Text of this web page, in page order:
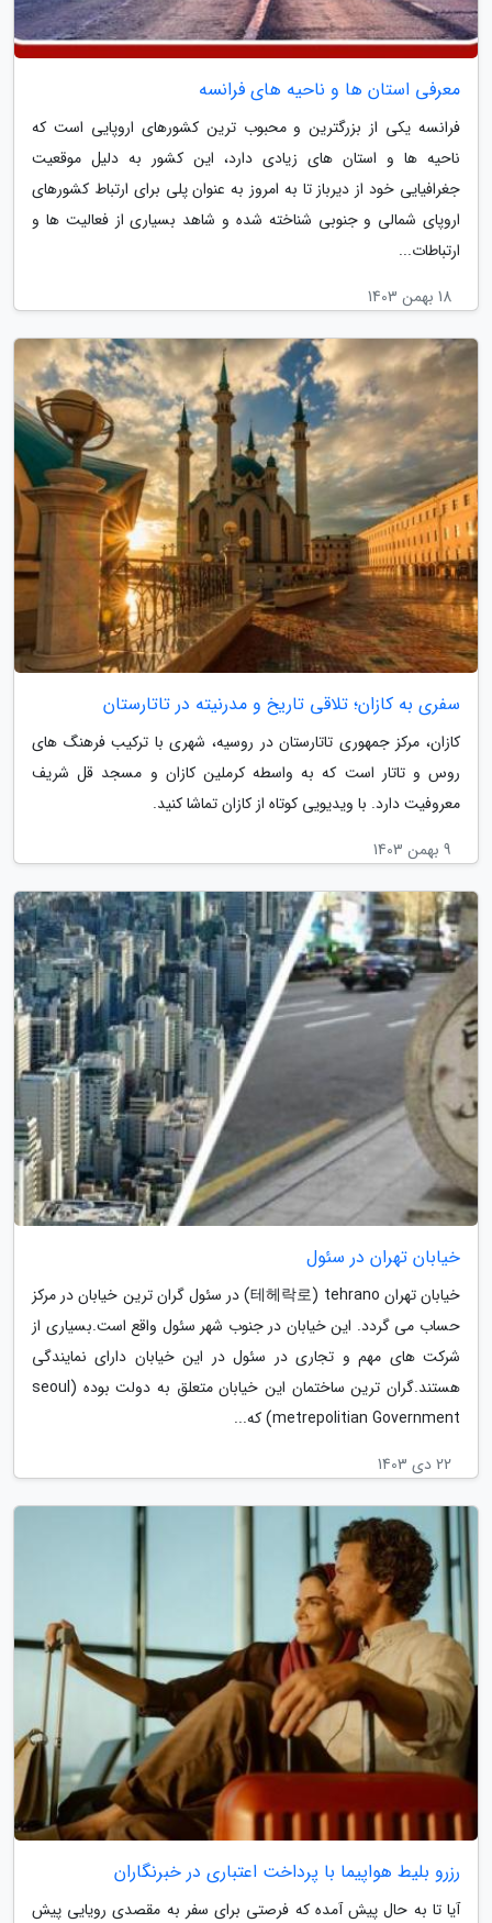
معرفی استان ها و ناحیه های فرانسه
فرانسه یکی از بزرگترین و محبوب ترین کشورهای اروپایی است که
ناحیه ها و استان های زیادی دارد، این کشور به دلیل موقعیت
جغرافیایی خود از دیرباز تا به امروز به عنوان پلی برای ارتباط کشورهای
اروپای شمالی و جنوبی شناخته شده و شاهد بسیاری از فعالیت ها و
ارتباطات...
18 بهمن 1403
سفری به کازان؛ تلاقی تاریخ و مدرنیته در تاتارستان
کازان، مرکز جمهوری تاتارستان در روسیه، شهری با ترکیب فرهنگ های
روس و تاتار است که به واسطه کرملین کازان و مسجد قل شریف
معروفیت دارد. با ویدیویی کوتاه از کازان تماشا کنید.
9 بهمن 1403
خیابان تهران در سئول
خیابان تهران 테헤락로) tehrano) در سئول گران ترین خیابان در مرکز
حساب می گردد. این خیابان در جنوب شهر سئول واقع است.بسیاری از
شرکت های مهم و تجاری در سئول در این خیابان دارای نمایندگی
هستند.گران ترین ساختمان این خیابان متعلق به دولت بوده (seoul
metrepolitian Government) که...
22 دی 1403
رزرو بلیط هواپیما با پرداخت اعتباری در خبرنگاران
آیا تا به حال پیش آمده که فرصتی برای سفر به مقصدی رویایی پیش